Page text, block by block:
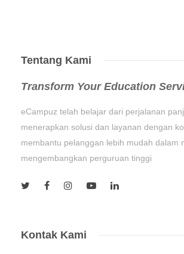
Tentang Kami
Transform Your Education
eCampuz telah belajar dari perjalanan
menerapkan solusi dan layanan dengan
membantu pelanggan lebih mudah dalam
mengembangkan perguruan tinggi
Kontak Kami